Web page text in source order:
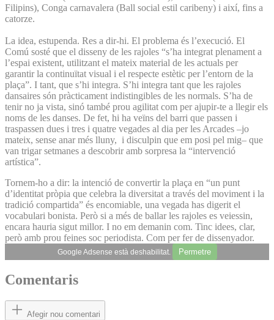
Filipins), Conga carnavalera (Ball social estil caribeny) i així, fins a
catorze.
La idea, estupenda. Res a dir-hi. El problema és l’execució. El
Comú sosté que el disseny de les rajoles “s’ha integrat plenament a
l’espai existent, utilitzant el mateix material de les actuals per
garantir la continuïtat visual i el respecte estètic per l’entorn de la
plaça”. I tant, que s’hi integra. S’hi integra tant que les rajoles
dansaires són pràcticament indistingibles de les normals. S’ha de
tenir no ja vista, sinó també prou agilitat com per ajupir-te a llegir els
noms de les danses. De fet, hi ha veïns del barri que passen i
traspassen dues i tres i quatre vegades al dia per les Arcades –jo
mateix, sense anar més lluny, i disculpin que em posi pel mig– que
van trigar setmanes a descobrir amb sorpresa la “intervenció
artística”.
Tornem-ho a dir: la intenció de convertir la plaça en “un punt
d’identitat pròpia que celebra la diversitat a través del moviment i la
tradició compartida” és encomiable, una vegada has digerit el
vocabulari bonista. Però si a més de ballar les rajoles es veiessin,
encara hauria sigut millor. I no em demanin com. Tinc idees, clar,
però amb prou feines soc periodista. Com per fer de dissenyador.
Google Adsense està deshabilitat. Permetre
Comentaris
Afegir nou comentari